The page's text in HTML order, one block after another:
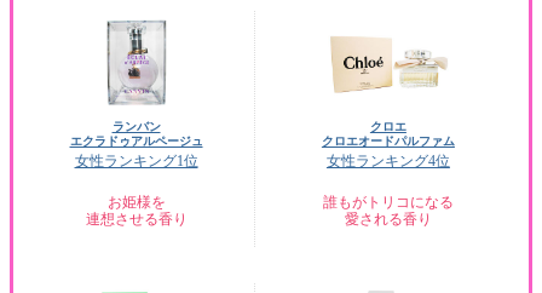
ランバン
エクラドゥアルページュ
女性ランキング1位
お姫様を
連想させる香り
クロエ
クロエオードパルファム
女性ランキング4位
誰もがトリコになる
愛される香り